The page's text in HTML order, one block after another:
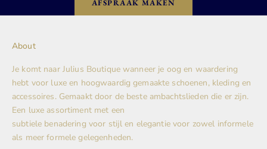
AFSPRAAK MAKEN
About
Je komt naar Julius Boutique wanneer je oog en waardering
hebt voor luxe en hoogwaardig gemaakte schoenen, kleding en
accessoires. Gemaakt door de beste ambachtslieden die er zijn.
Een luxe assortiment met een
subtiele benadering voor stijl en elegantie voor zowel informele
als meer formele gelegenheden.